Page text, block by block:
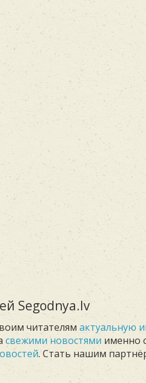
Segodnya.lv
читателям актуальную
свежими новостями именно
. Стать нашим